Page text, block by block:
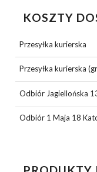
KOSZTY
CENA NIE
Przesyłka kurierska
Przesyłka kurierska
Odbiór Jagiellońska
Odbiór 1 Maja 18